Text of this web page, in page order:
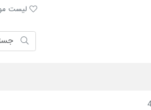
لیست مورد
لیست